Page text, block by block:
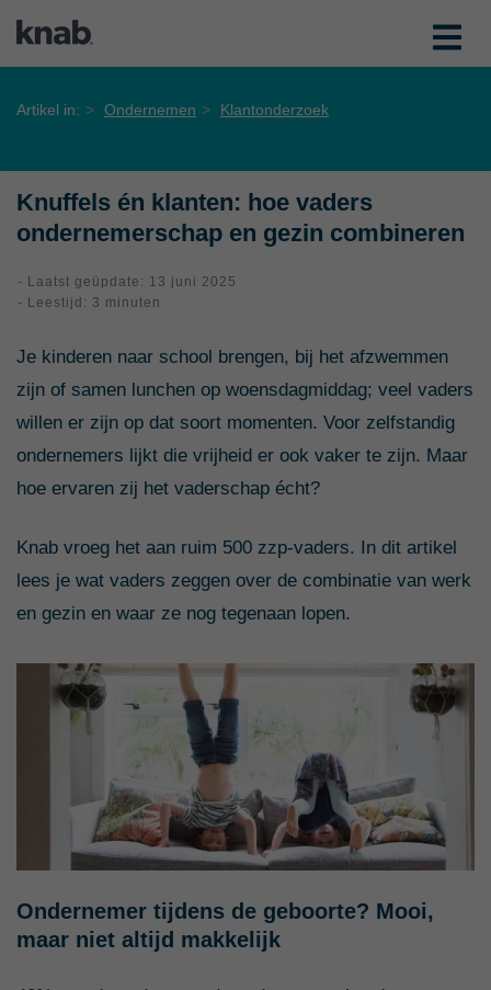
Artikel in: Ondernemen Klantonderzoek
Knuffels én klanten: hoe vaders
ondernemerschap en gezin combineren
- Laatst geüpdate: 13 juni 2025
- Leestijd: 3 minuten
Je kinderen naar school brengen, bij het afzwemmen
zijn of samen lunchen op woensdagmiddag; veel vaders
willen er zijn op dat soort momenten. Voor zelfstandig
ondernemers lijkt die vrijheid er ook vaker te zijn. Maar
hoe ervaren zij het vaderschap écht?
Knab vroeg het aan ruim 500 zzp-vaders. In dit artikel
lees je wat vaders zeggen over de combinatie van werk
en gezin en waar ze nog tegenaan lopen.
Ondernemer tijdens de geboorte? Mooi,
maar niet altijd makkelijk